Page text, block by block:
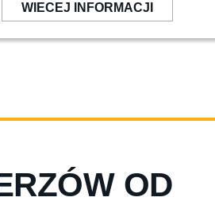
WIECEJ INFORMACJI
OD